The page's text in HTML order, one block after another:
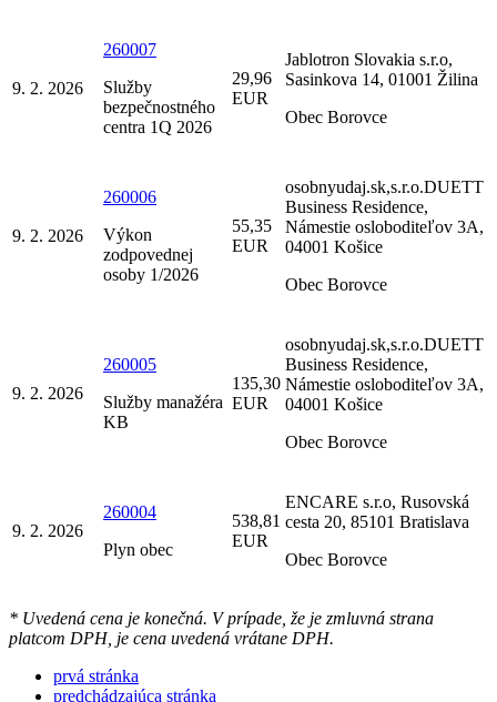
9. 2. 2026
260007
Služby
bezpečnostného
centra 1Q 2026
29,96
EUR
Jablotron Slovakia s.r.o,
Sasinkova 14, 01001 Žilina
Obec Borovce
9. 2. 2026
260006
Výkon
zodpovednej
osoby 1/2026
55,35
EUR
osobnyudaj.sk,s.r.o.DUETT
Business Residence,
Námestie osloboditeľov 3A,
04001 Košice
Obec Borovce
9. 2. 2026
260005
Služby manažéra
KB
135,30
EUR
osobnyudaj.sk,s.r.o.DUETT
Business Residence,
Námestie osloboditeľov 3A,
04001 Košice
Obec Borovce
9. 2. 2026
260004
Plyn obec
538,81
EUR
ENCARE s.r.o, Rusovská
cesta 20, 85101 Bratislava
Obec Borovce
* Uvedená cena je konečná. V prípade, že je zmluvná strana
platcom DPH, je cena uvedená vrátane DPH.
prvá stránka
predchádzajúca stránka